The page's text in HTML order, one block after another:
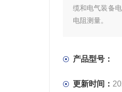
缆和电气装备
电阻测量。
产品型号：
更新时间：